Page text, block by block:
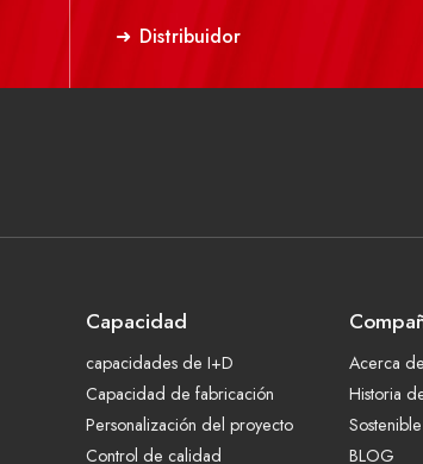
Distribuidor
Capacidad
capacidades de I+D
Capacidad de fabricación
Personalización del proyecto
Control de calidad
Acerca
Historia
Sostenible
BLOG